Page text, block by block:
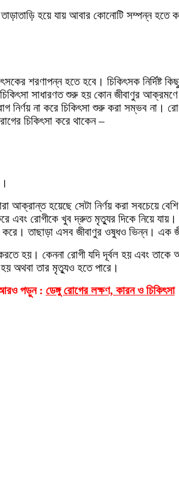
হয়ে যায় আবার কোনোটি সম্পন্ন হতে
শরণাপন্ন হতে হবে। চিকিৎসক নির্দিষ্ট
চিকিৎসা সাধারণত শুরু হয় কোন জীবাণুর
নির্ণয় না করে চিকিৎসা শুরু করা সম্ভব না।
চিকিৎসা করে থাকেন –
আক্রান্ত হয়েছে সেটা নির্ণয় করা সবচেয়ে
এবং রোগীকে খুব দ্রুত মৃত্যুর দিকে নিয়ে
তাছাড়া এসব জীবাণুর ওষুধও ভিন্ন। এক
হয়। কেননা রোগী যদি দূর্বল হয় এবং
অথবা তার মৃত্যুও হতে পারে।
পড়ুন : ডেঙ্গু রোগের লক্ষণ, কারন ও চিকিৎসা